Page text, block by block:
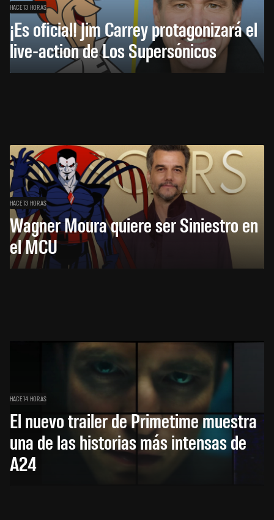
HACE 13 HORAS
¡Es oficial! Jim Carrey protagonizará el
live-action de Los Supersónicos
HACE 13 HORAS
Wagner Moura quiere ser Siniestro en
el MCU
HACE 14 HORAS
El nuevo trailer de Primetime muestra
una de las historias más intensas de
A24